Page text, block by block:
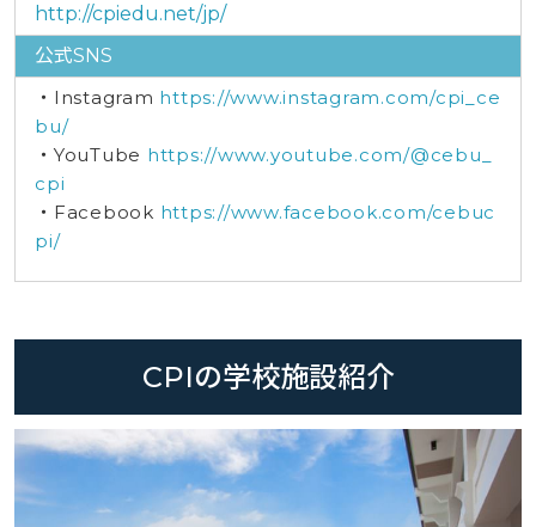
http://cpiedu.net/jp/
公式SNS
・Instagram https://www.instagram.com/cpi_ce
bu/
・YouTube https://www.youtube.com/@cebu_
cpi
・Facebook https://www.facebook.com/cebuc
pi/
CPIの学校施設紹介